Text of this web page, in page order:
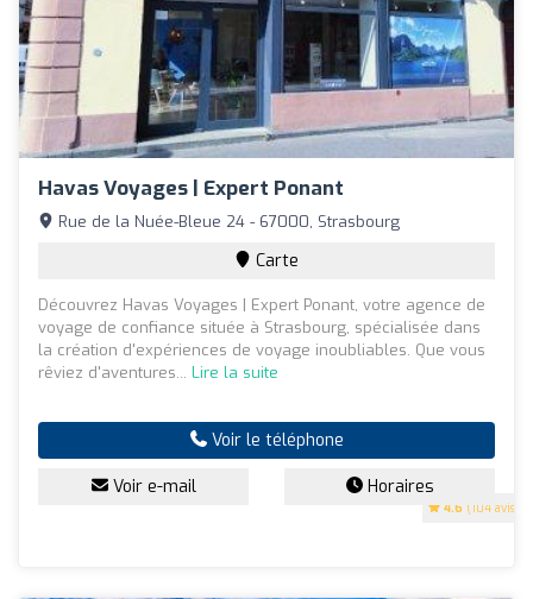
Havas Voyages | Expert Ponant
4.6 (104 avis)
Rue de la Nuée-Bleue 24 - 67000, Strasbourg
Carte
Découvrez Havas Voyages | Expert Ponant, votre agence de
voyage de confiance située à Strasbourg, spécialisée dans
la création d'expériences de voyage inoubliables. Que vous
rêviez d'aventures... Lire la suite
Voir le téléphone
Voir e-mail Horaires